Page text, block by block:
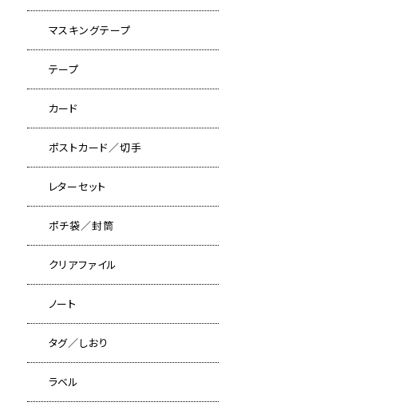
マスキングテープ
テープ
カード
ポストカード／切手
レターセット
ポチ袋／封筒
クリアファイル
ノート
タグ／しおり
ラベル